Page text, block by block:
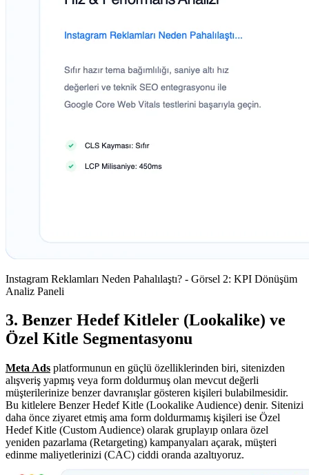
Instagram Reklamları Neden Pahalılaştı? - Görsel 2: KPI Dönüşüm
Analiz Paneli
3. Benzer Hedef Kitleler (Lookalike) ve
Özel Kitle Segmentasyonu
Meta Ads platformunun en güçlü özelliklerinden biri, sitenizden
alışveriş yapmış veya form doldurmuş olan mevcut değerli
müşterilerinize benzer davranışlar gösteren kişileri bulabilmesidir.
Bu kitlelere Benzer Hedef Kitle (Lookalike Audience) denir. Sitenizi
daha önce ziyaret etmiş ama form doldurmamış kişileri ise Özel
Hedef Kitle (Custom Audience) olarak gruplayıp onlara özel
yeniden pazarlama (Retargeting) kampanyaları açarak, müşteri
edinme maliyetlerinizi (CAC) ciddi oranda azaltıyoruz.